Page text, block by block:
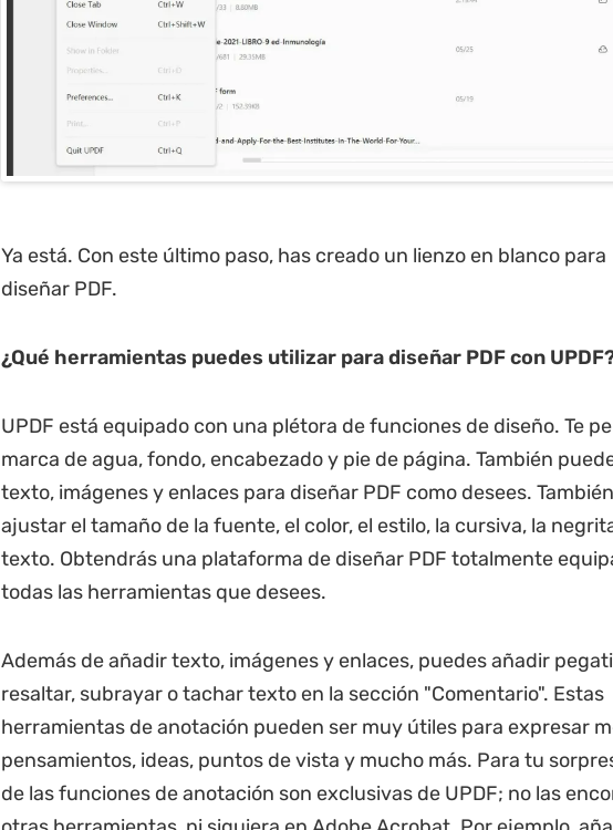
Ya está. Con este último paso, has creado un lienzo en blanco para
diseñar PDF.
¿Qué herramientas puedes utilizar para diseñar PDF con
UPDF está equipado con una plétora de funciones de diseño. Te
marca de agua, fondo, encabezado y pie de página. También
texto, imágenes y enlaces para diseñar PDF como desees.
ajustar el tamaño de la fuente, el color, el estilo, la cursiva, la
texto. Obtendrás una plataforma de diseñar PDF totalmente
todas las herramientas que desees.
Además de añadir texto, imágenes y enlaces, puedes añadir
resaltar, subrayar o tachar texto en la sección "Comentario". Estas
herramientas de anotación pueden ser muy útiles para expresar
pensamientos, ideas, puntos de vista y mucho más. Para tu
de las funciones de anotación son exclusivas de UPDF; no las